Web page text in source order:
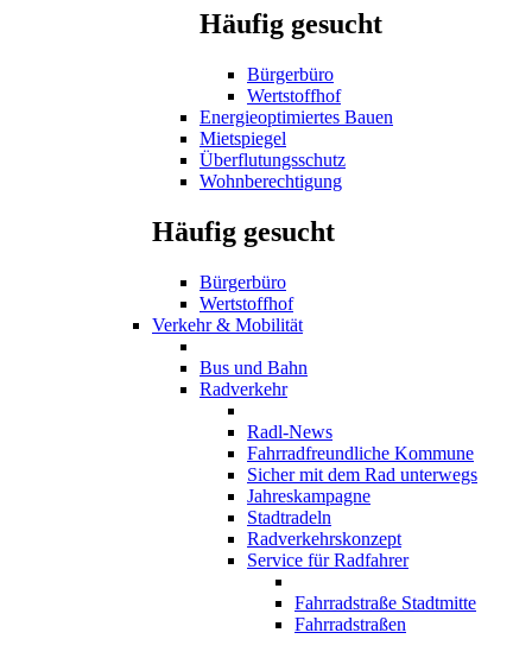
Häufig gesucht
Bürgerbüro
Wertstoffhof
Energieoptimiertes Bauen
Mietspiegel
Überflutungsschutz
Wohnberechtigung
Häufig gesucht
Bürgerbüro
Wertstoffhof
Verkehr & Mobilität
Bus und Bahn
Radverkehr
Radl-News
Fahrradfreundliche Kommune
Sicher mit dem Rad unterwegs
Jahreskampagne
Stadtradeln
Radverkehrskonzept
Service für Radfahrer
Fahrradstraße Stadtmitte
Fahrradstraßen